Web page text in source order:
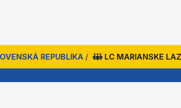
REPUBLIKA / LC MARIANSKE